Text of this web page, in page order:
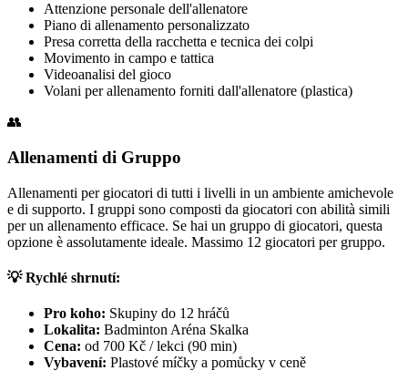
Attenzione personale dell'allenatore
Piano di allenamento personalizzato
Presa corretta della racchetta e tecnica dei colpi
Movimento in campo e tattica
Videoanalisi del gioco
Volani per allenamento forniti dall'allenatore (plastica)
👥
Allenamenti di Gruppo
Allenamenti per giocatori di tutti i livelli in un ambiente amichevole
e di supporto. I gruppi sono composti da giocatori con abilità simili
per un allenamento efficace. Se hai un gruppo di giocatori, questa
opzione è assolutamente ideale. Massimo 12 giocatori per gruppo.
💡 Rychlé shrnutí:
Pro koho: Skupiny do 12 hráčů
Lokalita: Badminton Aréna Skalka
Cena: od 700 Kč / lekci (90 min)
Vybavení: Plastové míčky a pomůcky v ceně